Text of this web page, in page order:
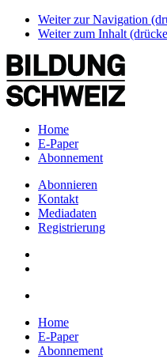
Weiter zur Navigation
Weiter zum Inhalt
Home
E-Paper
Abonnement
Abonnieren
Kontakt
Mediadaten
Registrierung
Home
E-Paper
Abonnement